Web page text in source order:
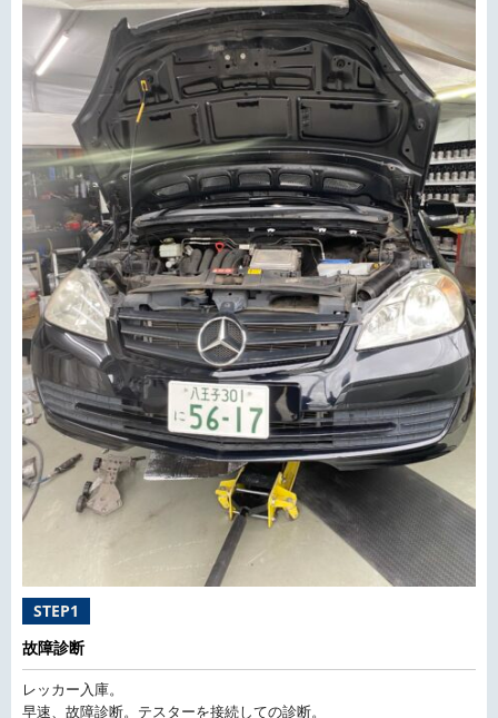
STEP1
故障診断
レッカー入庫。
早速、故障診断。テスターを接続しての診断。